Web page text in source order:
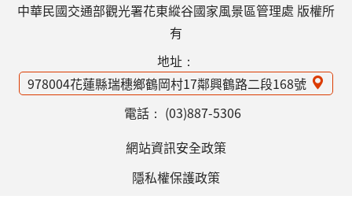
中華民國交通部觀光署花東縱谷國家風景區管理處 版權所
有
地址：
978004花蓮縣瑞穗鄉鶴岡村17鄰興鶴路二段168號
電話： (03)887-5306
網站資訊安全政策
隱私權保護政策